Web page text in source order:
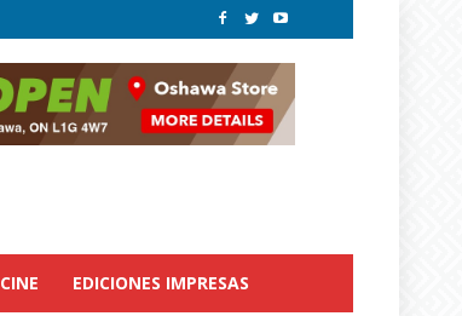
CINE EDICIONES IMPRESAS